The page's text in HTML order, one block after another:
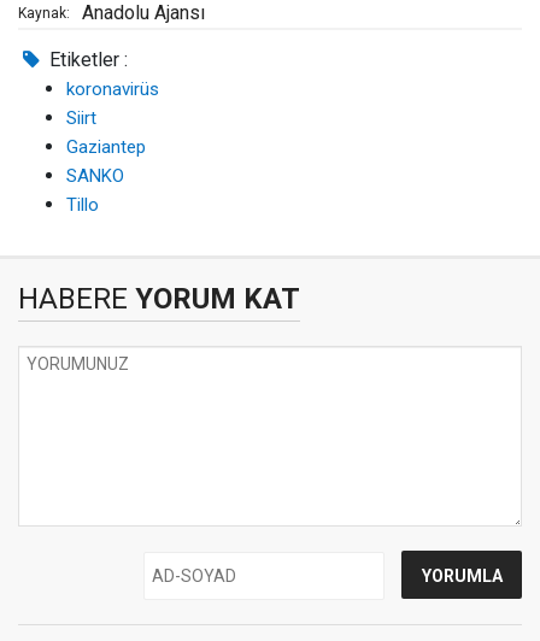
Kaynak: Anadolu Ajansı
Etiketler :
koronavirüs
Siirt
Gaziantep
SANKO
Tillo
HABERE YORUM KAT